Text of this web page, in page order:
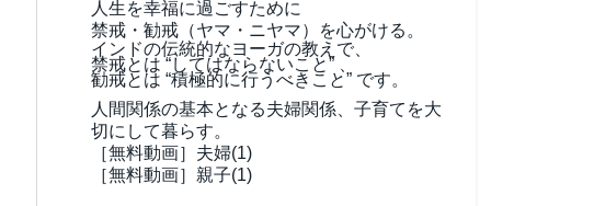
人生を幸福に過ごすために
禁戒・勧戒（ヤマ・ニヤマ）を心がける。
インドの伝統的なヨーガの教えで、
禁戒とは “してはならないこと” 、
勧戒とは “積極的に行うべきこと” です。
人間関係の基本となる夫婦関係、子育てを大
切にして暮らす。
［無料動画］夫婦(1)
［無料動画］親子(1)